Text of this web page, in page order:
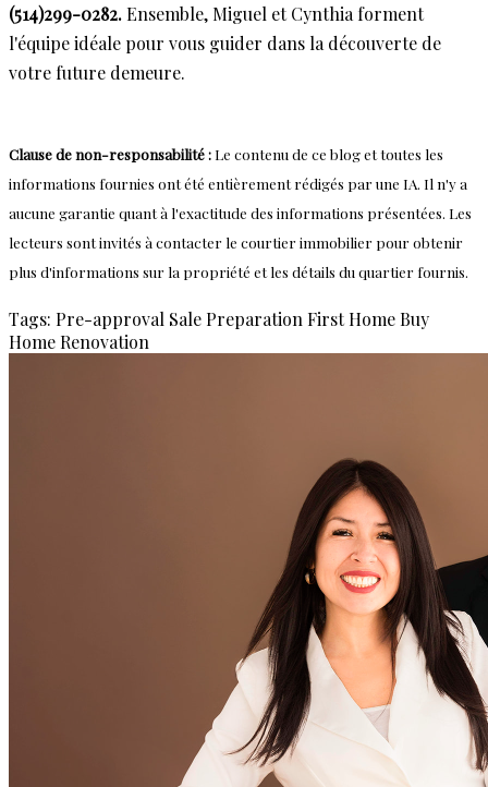
(514)299-0282.Ensemble, Miguel et Cynthia forment
l'équipe idéale pour vous guider dans la découverte de
votre future demeure.
Clause de non-responsabilité : Le contenu de ce blog et toutes les
informations fournies ont été entièrement rédigés par une IA. Il n'y a
aucune garantie quant à l'exactitude des informations présentées. Les
lecteurs sont invités à contacter le courtier immobilier pour obtenir
plus d'informations sur la propriété et les détails du quartier fournis.
Tags: Pre-approval Sale Preparation First HomeBuy
Home Renovation